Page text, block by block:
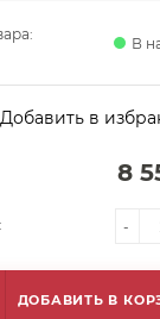
В
Добавить в
8
-
ДОБАВИТЬ В